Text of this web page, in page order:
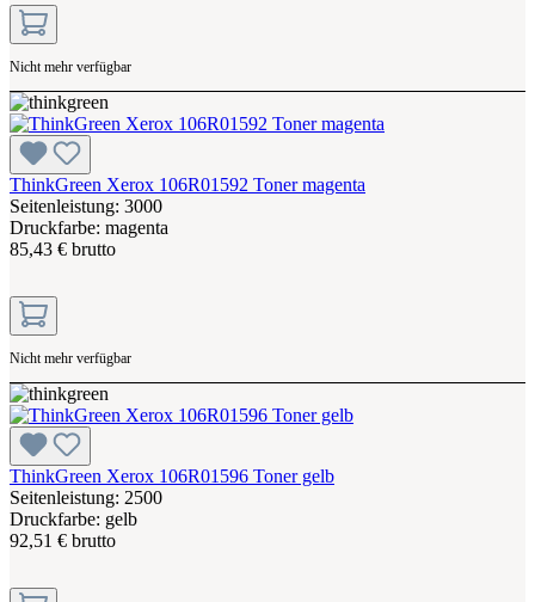
Nicht mehr verfügbar
ThinkGreen Xerox 106R01592 Toner magenta
Seitenleistung: 3000
Druckfarbe: magenta
85,43 € brutto
Nicht mehr verfügbar
ThinkGreen Xerox 106R01596 Toner gelb
Seitenleistung: 2500
Druckfarbe: gelb
92,51 € brutto